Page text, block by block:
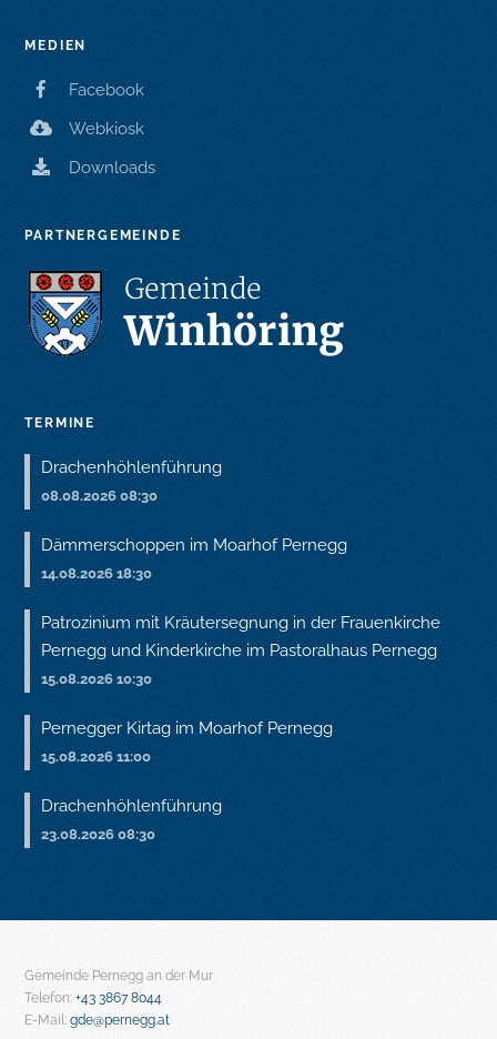
MEDIEN
Facebook
Webkiosk
Downloads
PARTNERGEMEINDE
TERMINE
Drachenhöhlenführung
08.08.2026 08:30
Dämmerschoppen im Moarhof Pernegg
14.08.2026 18:30
Patrozinium mit Kräutersegnung in der Frauenkirche
Pernegg und Kinderkirche im Pastoralhaus Pernegg
15.08.2026 10:30
Pernegger Kirtag im Moarhof Pernegg
15.08.2026 11:00
Drachenhöhlenführung
23.08.2026 08:30
Gemeinde Pernegg an der Mur
Telefon: +43 3867 8044
E-Mail: gde@pernegg.at